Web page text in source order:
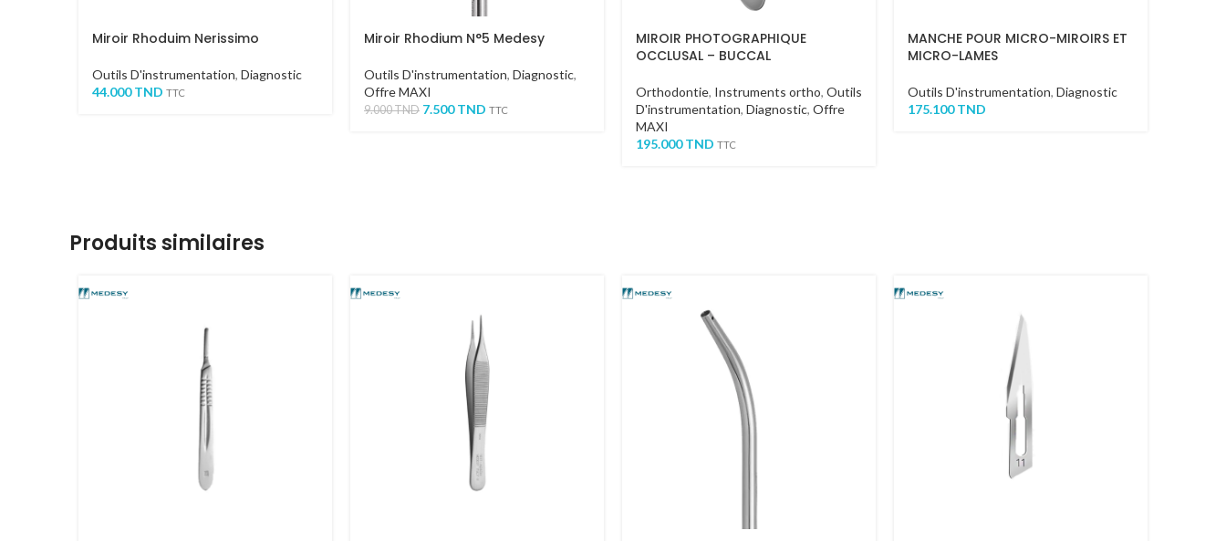
Miroir Rhoduim Nerissimo
Outils D'instrumentation, Diagnostic
44.000TND TTC
Miroir Rhodium N°5 Medesy
Outils D'instrumentation, Diagnostic,
Offre MAXI
9.000TND 7.500TND TTC
MIROIR PHOTOGRAPHIQUE
OCCLUSAL – BUCCAL
Orthodontie, Instruments ortho, Outils
D'instrumentation, Diagnostic, Offre
MAXI
195.000TND TTC
MANCHE POUR MICRO-MIROIRS ET
MICRO-LAMES
Outils D'instrumentation, Diagnostic
175.100TND
Produits similaires